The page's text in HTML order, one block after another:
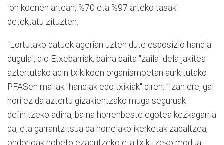
"ohikoenen artean, %70 eta %97 arteko tasak"
detektatu zituzten.
“Lortutako datuek agerian uzten dute esposizio handia
dugula", dio Etxebarriak, baina baita "zaila" dela jakitea
aztertutako adin txikikoen organismoetan aurkitutako
PFASen mailak "handiak edo txikiak" diren. "Izan ere, gai
hori ez da aztertu gizakientzako muga seguruak
definitzeko adina, baina horrenbeste egotea kezkagarria
da, eta garrantzitsua da horrelako ikerketak zabaltzea,
ondorioak hobeto ezagutzeko eta txikitzeko modua